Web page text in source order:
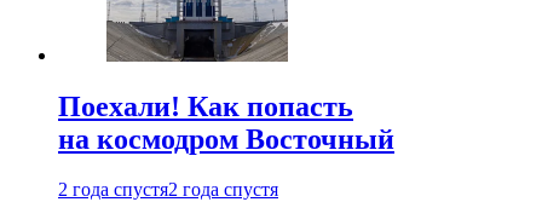
Поехали! Как попасть
на космодром Восточный
2 года спустя2 года спустя